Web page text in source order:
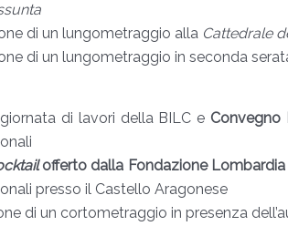
di un lungometraggio alla Cattedrale
di un lungometraggio in seconda
di lavori della BILC e Convegno
offerto dalla Fondazione
presso il Castello Aragonese
di un cortometraggio in presenza